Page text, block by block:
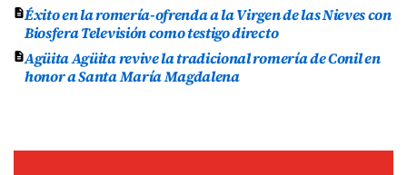
Éxito en la romería-ofrenda a la Virgen de las Nieves con
Biosfera Televisión como testigo directo
Agüita Agüita revive la tradicional romería de Conil en
honor a Santa María Magdalena